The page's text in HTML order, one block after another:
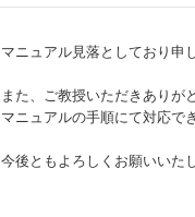
マニュアル見落としており申
また、ご教授いただきありが
マニュアルの手順にて対応で
今後ともよろしくお願いいた